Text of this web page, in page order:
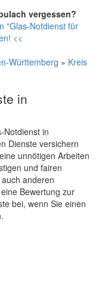
vergessen?
"Glas-Notdienst für
<<
Württemberg » Kreis
in
Notdienst in
Dienste versichern
unnötigen Arbeiten
und fairen
anderen
Bewertung zur
bei, wenn Sie einen